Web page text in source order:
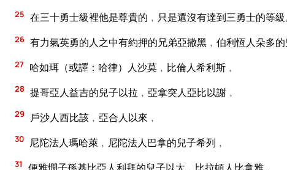
25 在三十勇士級裡他是尊貴的﹐只是還沒有達到三勇士的等級
26 有力氣英勇的人之中有約押的兄弟亞撒黑﹐伯利恆人朵多的
27 哈如珥（或譯：哈律）人沙莫﹐比倫人希利斯﹐
28 提哥亞人益吉的兒子以拉﹐亞拿突人亞比以謝﹐
29 戶沙人西比該﹐亞合人以來﹐
30 尼陀法人瑪哈萊﹐尼陀法人巴拿的兒子希列﹐
31 便雅憫子孫基比亞人利拜的兒子以太﹐比拉頓人比拿雅﹐